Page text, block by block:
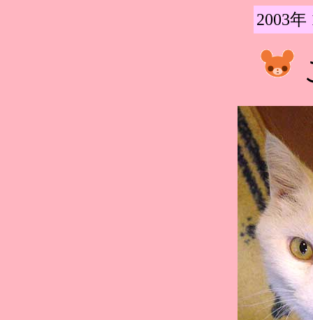
2003年